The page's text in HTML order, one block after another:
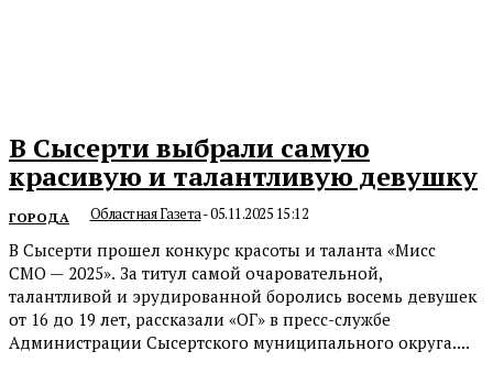
В Сысерти выбрали самую
красивую и талантливую девушку
ГОРОДА Областная Газета-05.11.2025 15:12
В Сысерти прошел конкурс красоты и таланта «Мисс
СМО — 2025». За титул самой очаровательной,
талантливой и эрудированной боролись восемь девушек
от 16 до 19 лет, рассказали «ОГ» в пресс-службе
Администрации Сысертского муниципального округа....